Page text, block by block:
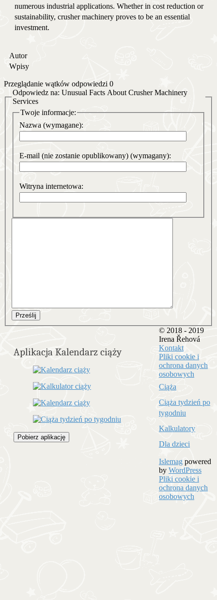
numerous industrial applications. Whether in cost reduction or
sustainability, crusher machinery proves to be an essential
investment.
Autor
Wpisy
Przeglądanie wątków odpowiedzi 0
Odpowiedz na: Unusual Facts About Crusher Machinery
Services
Twoje informacje:
Nazwa (wymagane):
E-mail (nie zostanie opublikowany) (wymagany):
Witryna internetowa:
Prześlij
Aplikacja Kalendarz ciąży
Pobierz aplikację
© 2018 - 2019
Irena Řehová
Kontakt
Pliki cookie i
ochrona danych
osobowych
Ciąża
Ciąża tydzień po
tygodniu
Kalkulatory
Dla dzieci
Islemag powered
by WordPress
Pliki cookie i
ochrona danych
osobowych